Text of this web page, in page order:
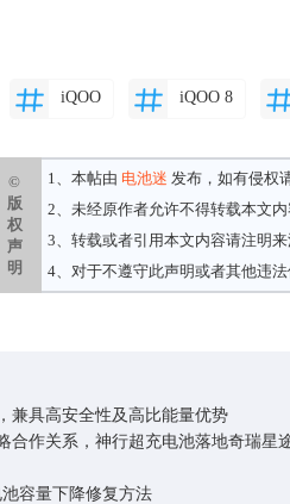
iQOO iQOO 8
©
版
权
声
明
1、本帖由 电池迷 发布，如有侵权
2、未经原作者允许不得转载本文
3、转载或者引用本文内容请注明来
4、对于不遵守此声明或者其他违
兼具高安全性及高比能量优势
合作关系，神行超充电池落地奇瑞星
容量下降修复方法